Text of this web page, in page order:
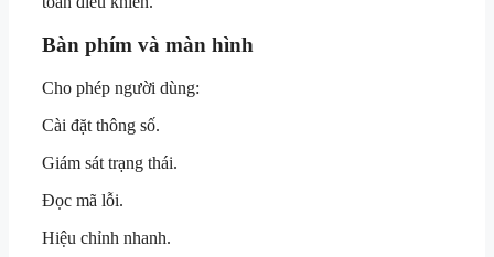
Bàn phím và màn hình
Cho phép người dùng:
Cài đặt thông số.
Giám sát trạng thái.
Đọc mã lỗi.
Hiệu chỉnh nhanh.